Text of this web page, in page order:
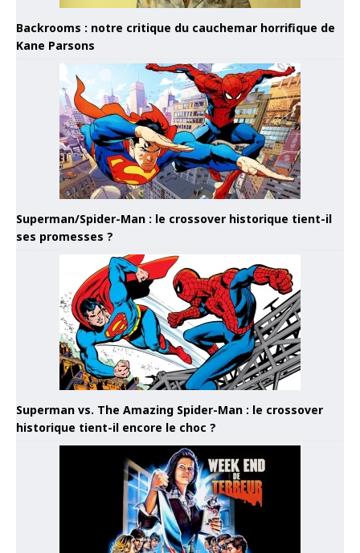
Backrooms : notre critique du cauchemar horrifique de
Kane Parsons
Superman/Spider-Man : le crossover historique tient-il
ses promesses ?
Superman vs. The Amazing Spider-Man : le crossover
historique tient-il encore le choc ?